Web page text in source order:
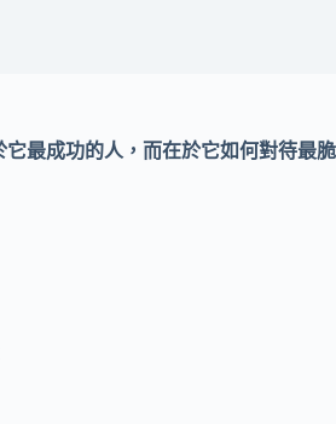
最成功的人，而在於它如何對待最脆